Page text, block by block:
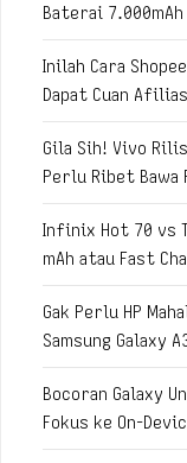
Baterai
Inilah Cara
Dapat Cuan
Gila Sih! Vivo
Perlu Ribet Bawa
Infinix Hot 70 vs
mAh atau Fast
Gak Perlu HP
Samsung Galaxy
Bocoran Galaxy
Fokus ke On-